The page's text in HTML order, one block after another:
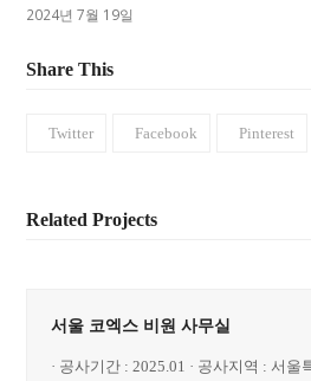
2024년 7월 19일
Share This
Twitter Facebook Pinterest
Related Projects
서울 코엑스 비원 사무실
· 공사기간 : 2025.01 · 공사지역 : 서울